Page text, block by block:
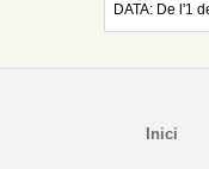
DATA: De l'1
Inici